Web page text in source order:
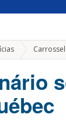
Carrossel